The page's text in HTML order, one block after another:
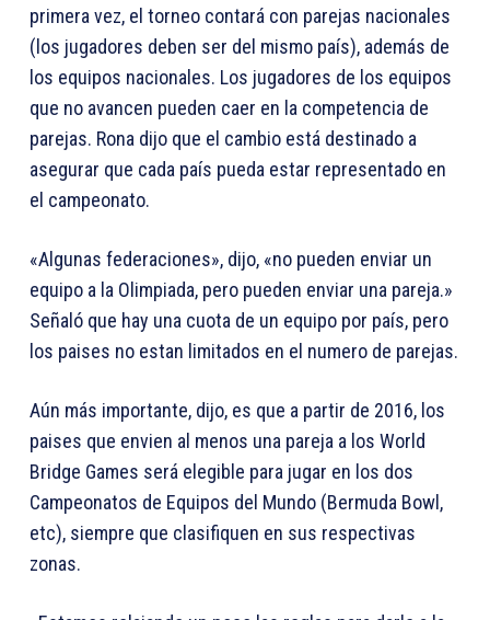
primera vez, el torneo contará con parejas nacionales
(los jugadores deben ser del mismo país), además de
los equipos nacionales. Los jugadores de los equipos
que no avancen pueden caer en la competencia de
parejas. Rona dijo que el cambio está destinado a
asegurar que cada país pueda estar representado en
el campeonato.
«Algunas federaciones», dijo, «no pueden enviar un
equipo a la Olimpiada, pero pueden enviar una pareja.»
Señaló que hay una cuota de un equipo por país, pero
los paises no estan limitados en el numero de parejas.
Aún más importante, dijo, es que a partir de 2016, los
paises que envien al menos una pareja a los World
Bridge Games será elegible para jugar en los dos
Campeonatos de Equipos del Mundo (Bermuda Bowl,
etc), siempre que clasifiquen en sus respectivas
zonas.